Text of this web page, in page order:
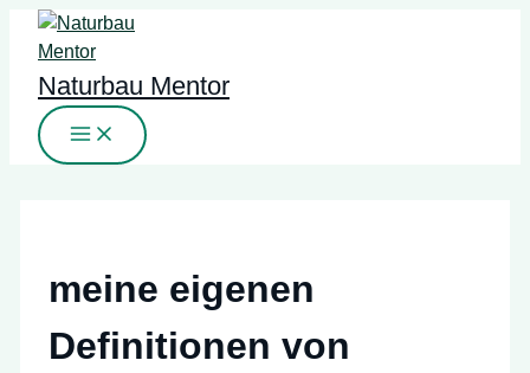
Zum
Inhalt
springen
Naturbau Mentor
meine eigenen
Definitionen von